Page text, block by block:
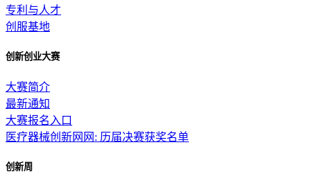
专利与人才
创服基地
创新创业大赛
大赛简介
最新通知
大赛报名入口
医疗器械创新网网: 历届决赛获奖名单
创新周